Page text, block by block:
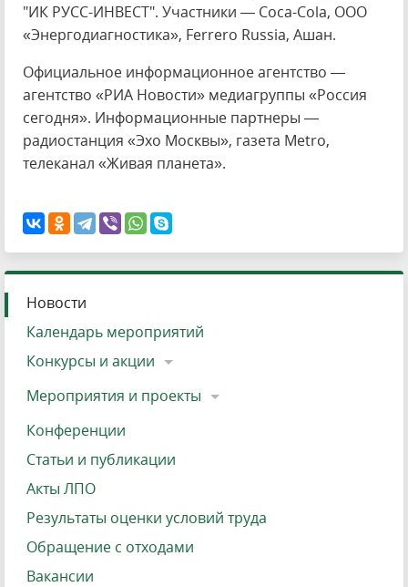
"ИК РУСС-ИНВЕСТ". Участники — Coca-Cola, ООО
«Энергодиагностика», Ferrero Russia, Ашан.
Официальное информационное агентство —
агентство «РИА Новости» медиагруппы «Россия
сегодня». Информационные партнеры —
радиостанция «Эхо Москвы», газета Metro,
телеканал «Живая планета».
Новости
Календарь мероприятий
Конкурсы и акции
Мероприятия и проекты
Конференции
Статьи и публикации
Акты ЛПО
Результаты оценки условий труда
Обращение с отходами
Вакансии